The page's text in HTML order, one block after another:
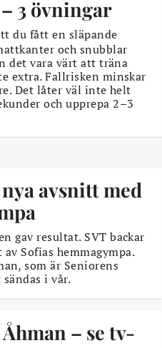
3 övningar
du fått en släpande
och snubblar
det vara värt att träna
extra. Fallrisken minskar
Det låter väl inte helt
och upprepa 2–3
avsnitt med
gav resultat. SVT backar
Sofias hemmagympa.
som är Seniorens
i vår.
– se tv-